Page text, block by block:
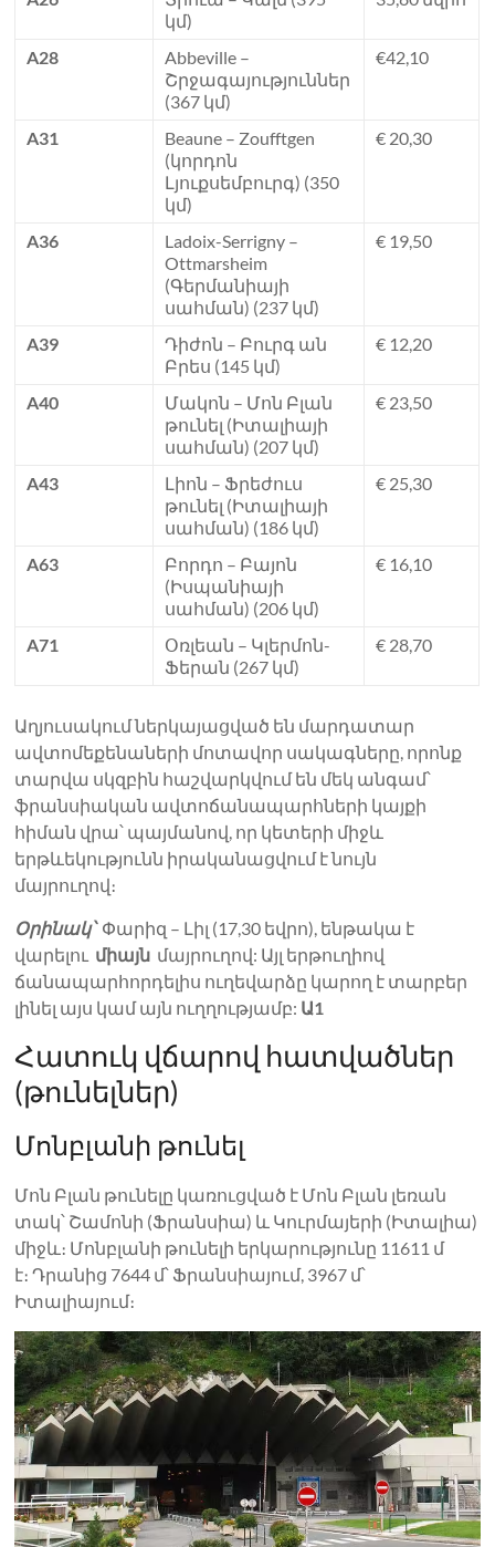
կմ)
A28
Abbeville –
Շրջագայություններ
(367 կմ)
€42,10
A31
Beaune – Zoufftgen
(կորդոն
Լյուքսեմբուրգ) (350
կմ)
€ 20,30
A36
Ladoix-Serrigny –
Ottmarsheim
(Գերմանիայի
սահման) (237 կմ)
€ 19,50
A39
Դիժոն – Բուրգ ան
Բրես (145 կմ)
€ 12,20
A40
Մակոն – Մոն Բլան
թունել (Իտալիայի
սահման) (207 կմ)
€ 23,50
A43
Լիոն – Ֆրեժուս
թունել (Իտալիայի
սահման) (186 կմ)
€ 25,30
A63
Բորդո – Բայոն
(Իսպանիայի
սահման) (206 կմ)
€ 16,10
A71
Օռլեան – Կլերմոն-
Ֆերան (267 կմ)
€ 28,70
Աղյուսակում ներկայացված են մարդատար
ավտոմեքենաների մոտավոր սակագները, որոնք
տարվա սկզբին հաշվարկվում են մեկ անգամ՝
ֆրանսիական ավտոճանապարհների կայքի
հիման վրա՝ պայմանով, որ կետերի միջև
երթևեկությունն իրականացվում է նույն
մայրուղով։
Օրինակ՝Փարիզ – Լիլ (17,30 եվրո), ենթակա է
վարելու միայն մայրուղով: Այլ երթուղիով
ճանապարհորդելիս ուղեվարձը կարող է տարբեր
լինել այս կամ այն ​​ուղղությամբ: Ա1
Հատուկ վճարով հատվածներ
(թունելներ)
Մոնբլանի թունել
Մոն Բլան թունելը կառուցված է Մոն Բլան լեռան
տակ՝ Շամոնի (Ֆրանսիա) և Կուրմայերի (Իտալիա)
միջև։ Մոնբլանի թունելի երկարությունը 11611 մ
է։ Դրանից 7644 մ՝ Ֆրանսիայում, 3967 մ՝
Իտալիայում։